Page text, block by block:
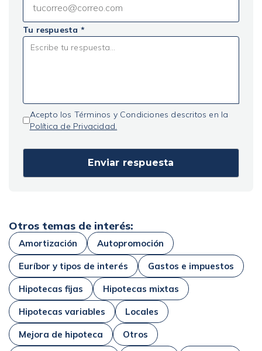
Tu respuesta *
Acepto los Términos y Condiciones descritos en la
Política de Privacidad.
Otros temas de interés:
Amortización Autopromoción
Euríbor y tipos de interés Gastos e impuestos
Hipotecas fijas Hipotecas mixtas
Hipotecas variables Locales
Mejora de hipoteca Otros